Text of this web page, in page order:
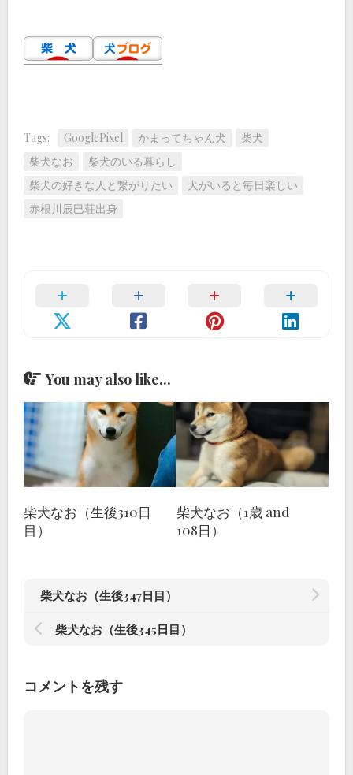
Tags: GooglePixel かまってちゃん犬
柴犬
柴犬なお
柴犬のいる暮らし
柴犬の好きな人と繋がりたい
犬がいると毎日楽しい
赤根川辰巳荘出身
You may also like...
柴犬なお（生後310日
目）
柴犬なお（1歳 and
108日）
柴犬なお（生後347日目）
柴犬なお（生後345日目）
コメントを残す